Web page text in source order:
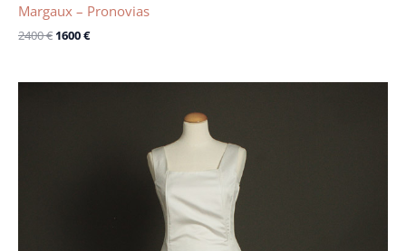
Margaux – Pronovias
2400€ 1600€